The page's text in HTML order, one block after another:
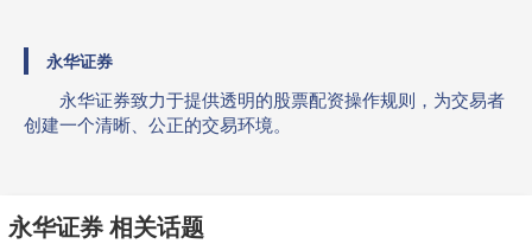
永华证券
永华证券致力于提供透明的股票配资操作规则，为交易者
创建一个清晰、公正的交易环境。
永华证券 相关话题